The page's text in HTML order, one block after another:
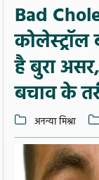
Bad
है बुरा
बचाव के
अनन्या मिश्रा